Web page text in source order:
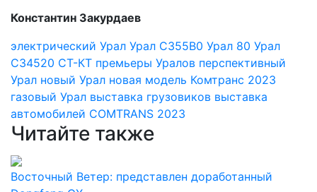
Константин Закурдаев
электрический Урал Урал С355B0 Урал 80 Урал
С34520 СТ-КТ премьеры Уралов перспективный
Урал новый Урал новая модель Комтранс 2023
газовый Урал выставка грузовиков выставка
автомобилей COMTRANS 2023
Читайте также
Восточный Ветер: представлен доработанный